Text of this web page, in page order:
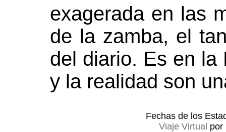
exagerada en las
de la zamba, el
del diario. Es en la
y la realidad son
Fechas de los
Viaje Virtual